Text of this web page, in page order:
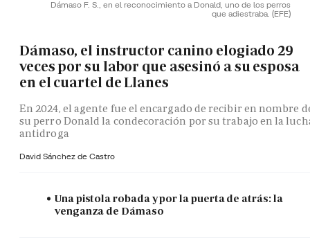
Dámaso F. S., en el reconocimiento a Donald, uno de los perros
que adiestraba. (EFE)
Dámaso, el instructor canino elogiado 29
veces por su labor que asesinó a su esposa
en el cuartel de Llanes
En 2024, el agente fue el encargado de recibir en nombre
su perro Donald la condecoración por su trabajo en la
antidroga
David Sánchez de Castro
Una pistola robada y por la puerta de atrás: la
venganza de Dámaso